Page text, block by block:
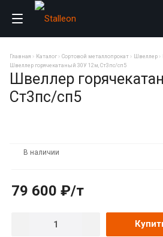
Главная Каталог Сортовой металлопрокат Швеллер
Швеллер горячекатаный 30У 12м, Ст3пс/сп5
Швеллер
Ст3пс/сп5
В наличии
79 600 ₽/т